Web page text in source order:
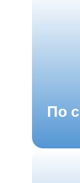
По